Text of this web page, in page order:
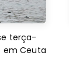
terça-
em Ceuta